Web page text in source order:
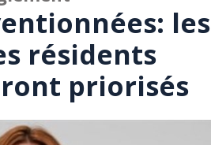
les
résidents
priorisés